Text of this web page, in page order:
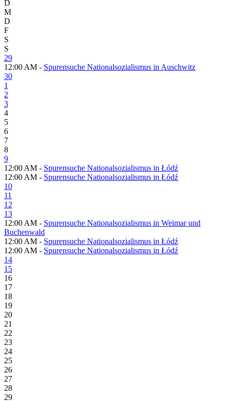
D
M
D
F
S
S
29
12:00 AM - Spurensuche Nationalsozialismus in Auschwitz
30
1
2
3
4
5
6
7
8
9
12:00 AM - Spurensuche Nationalsozialismus in Łódź
12:00 AM - Spurensuche Nationalsozialismus in Łódź
10
11
12
13
12:00 AM - Spurensuche Nationalsozialismus in Weimar und
Buchenwald
12:00 AM - Spurensuche Nationalsozialismus in Łódź
12:00 AM - Spurensuche Nationalsozialismus in Łódź
14
15
16
17
18
19
20
21
22
23
24
25
26
27
28
29